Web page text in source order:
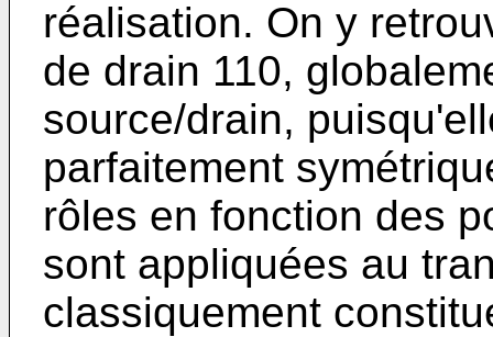
réalisation. On y
de drain 110,
source/drain,
parfaitement
rôles en fonction des
sont appliquées au
classiquement